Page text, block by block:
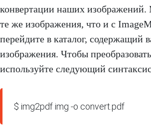
конвертации наших
те же изображения, что и с
перейдите в каталог, содержащий
изображения. Чтобы
используйте следующий
$ img2pdf img -o convert.pdf